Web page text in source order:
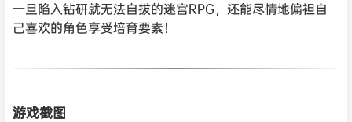
一旦陷入钻研就无法自拔的迷宫RPG，还能尽情地偏袒自
己喜欢的角色享受培育要素！
游戏截图